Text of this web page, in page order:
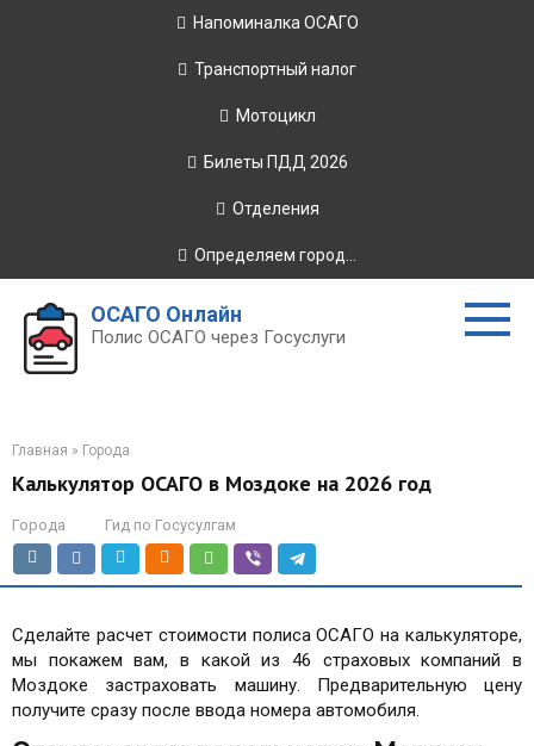
Напоминалка ОСАГО
Транспортный налог
Мотоцикл
Билеты ПДД 2026
Отделения
Определяем город...
ОСАГО Онлайн
Полис ОСАГО через Госуслуги
Главная » Города
Калькулятор ОСАГО в Моздоке на 2026 год
Города Гид по Госусулгам
Сделайте расчет стоимости полиса ОСАГО на калькуляторе,
мы покажем вам, в какой из 46 страховых компаний в
Моздоке застраховать машину. Предварительную цену
получите сразу после ввода номера автомобиля.